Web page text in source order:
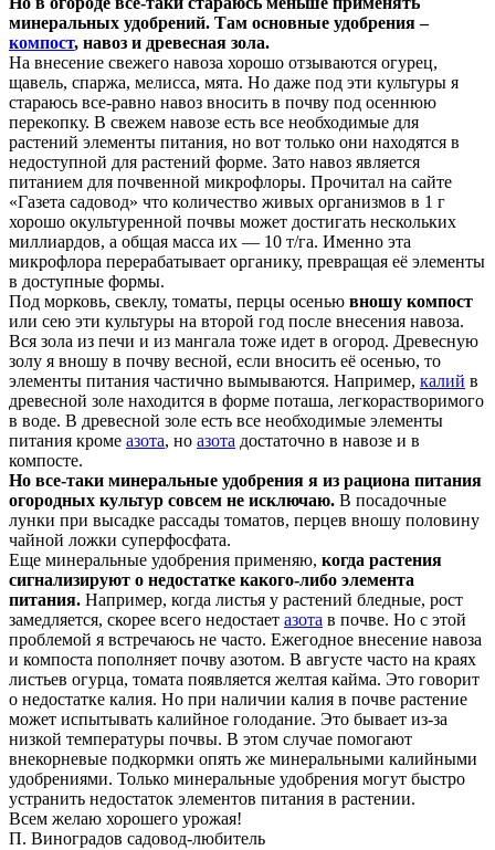
минеральных удобрений. Там основные удобрения –
компост, навоз и древесная зола.
На внесение свежего навоза хорошо отзываются огурец,
щавель, спаржа, мелисса, мята. Но даже под эти культуры я
стараюсь все-равно навоз вносить в почву под осеннюю
перекопку. В свежем навозе есть все необходимые для
растений элементы питания, но вот только они находятся в
недоступной для растений форме. Зато навоз является
питанием для почвенной микрофлоры. Прочитал на сайте
«Газета садовод» что количество живых организмов в 1 г
хорошо окультуренной почвы может достигать нескольких
миллиардов, а общая масса их — 10 т/га. Именно эта
микрофлора перерабатывает органику, превращая её элементы
в доступные формы.
Под морковь, свеклу, томаты, перцы осенью вношу компост
или сею эти культуры на второй год после внесения навоза.
Вся зола из печи и из мангала тоже идет в огород. Древесную
золу я вношу в почву весной, если вносить её осенью, то
элементы питания частично вымываются. Например, калий в
древесной золе находится в форме поташа, легкорастворимого
в воде. В древесной золе есть все необходимые элементы
питания кроме азота, но азота достаточно в навозе и в
компосте.
Но все-таки минеральные удобрения я из рациона питания
огородных культур совсем не исключаю. В посадочные
лунки при высадке рассады томатов, перцев вношу половину
чайной ложки суперфосфата.
Еще минеральные удобрения применяю, когда растения
сигнализируют о недостатке какого-либо элемента
питания. Например, когда листья у растений бледные, рост
замедляется, скорее всего недостает азота в почве. Но с этой
проблемой я встречаюсь не часто. Ежегодное внесение навоза
и компоста пополняет почву азотом. В августе часто на краях
листьев огурца, томата появляется желтая кайма. Это говорит
о недостатке калия. Но при наличии калия в почве растение
может испытывать калийное голодание. Это бывает из-за
низкой температуры почвы. В этом случае помогают
внекорневые подкормки опять же минеральными калийными
удобрениями. Только минеральные удобрения могут быстро
устранить недостаток элементов питания в растении.
Всем желаю хорошего урожая!
П. Виноградов садовод-любитель